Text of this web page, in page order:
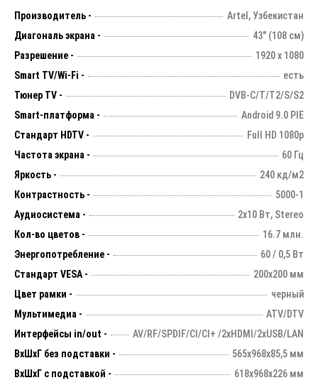
Производитель -
Artel, Узбекистан
Диагональ экрана -
43" (108 см)
Разрешение -
1920 х 1080
Smart TV/Wi-Fi -
есть
Тюнер TV -
DVB-C/T/T2/S/S2
Smart-платформа -
Android 9.0 PIE
Стандарт HDTV -
Full HD 1080p
Частота экрана -
60 Гц
Яркость -
240 кд/м2
Контрастность -
5000-1
Аудиосистема -
2х10 Вт, Stereo
Кол-во цветов -
16.7 млн.
Энергопотребление -
60 / 0,5 Вт
Стандарт VESA -
200х200 мм
Цвет рамки -
черный
Мультимедиа -
ATV/DTV
Интерфейсы in/out -
AV/RF/SPDIF/CI/CI+ /2xHDMI/2xUSB/LAN
ВхШхГ без подставки -
565х968х85,5 мм
ВхШхГ с подставкой -
618x968x226 мм